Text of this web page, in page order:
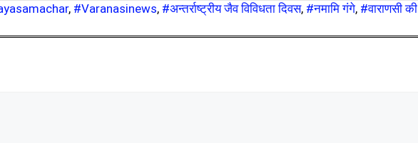
, #Varanasinews, #अन्तर्राष्ट्रीय जैव विविधता दिवस, #नमामि गंगे, #वाराणसी की